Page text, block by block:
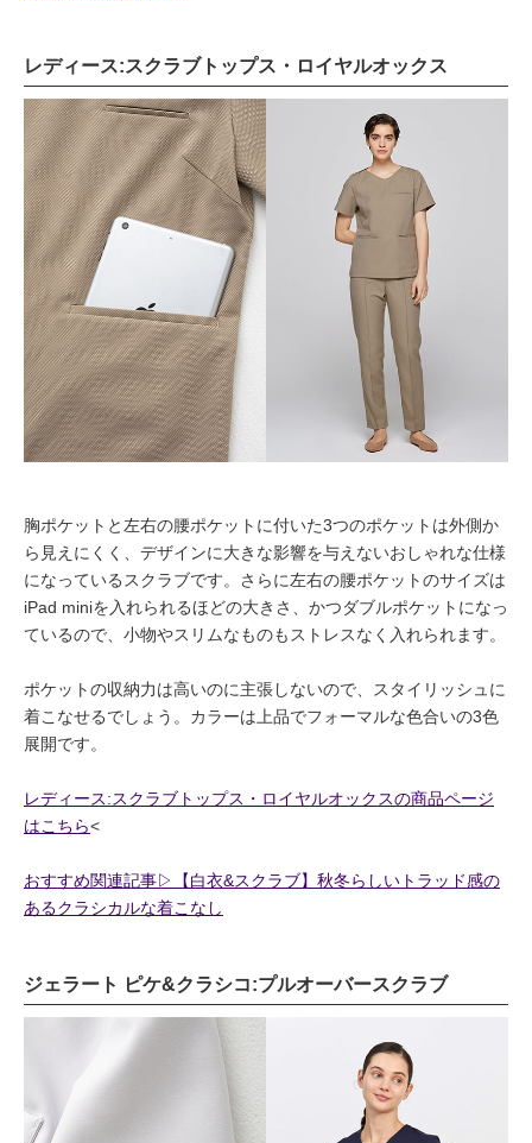
レディース:スクラブトップス・ロイヤルオックス
胸ポケットと左右の腰ポケットに付いた3つのポケットは外側か
ら見えにくく、デザインに大きな影響を与えないおしゃれな仕様
になっているスクラブです。さらに左右の腰ポケットのサイズは
iPad miniを入れられるほどの大きさ、かつダブルポケットになっ
ているので、小物やスリムなものもストレスなく入れられます。
ポケットの収納力は高いのに主張しないので、スタイリッシュに
着こなせるでしょう。カラーは上品でフォーマルな色合いの3色
展開です。
レディース:スクラブトップス・ロイヤルオックスの商品ページ
はこちら<
おすすめ関連記事▷【白衣&スクラブ】秋冬らしいトラッド感の
あるクラシカルな着こなし
ジェラート ピケ&クラシコ:プルオーバースクラブ